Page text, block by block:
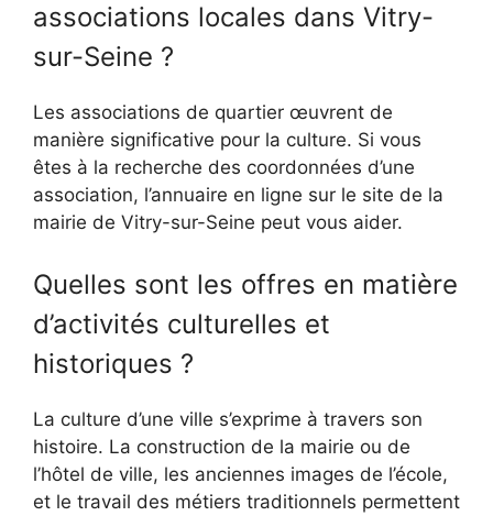
associations locales dans Vitry-
sur-Seine ?
Les associations de quartier œuvrent de
manière significative pour la culture. Si vous
êtes à la recherche des coordonnées d’une
association, l’annuaire en ligne sur le site de la
mairie de Vitry-sur-Seine peut vous aider.
Quelles sont les offres en matière
d’activités culturelles et
historiques ?
La culture d’une ville s’exprime à travers son
histoire. La construction de la mairie ou de
l’hôtel de ville, les anciennes images de l’école,
et le travail des métiers traditionnels permettent